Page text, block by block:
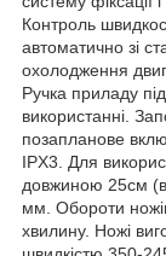
Контроль
автоматично зі
охолодження
Ручка приладу
використанні.
позапланове
IPX3. Для
довжиною 25см
мм. Обороти
хвилину. Ножі